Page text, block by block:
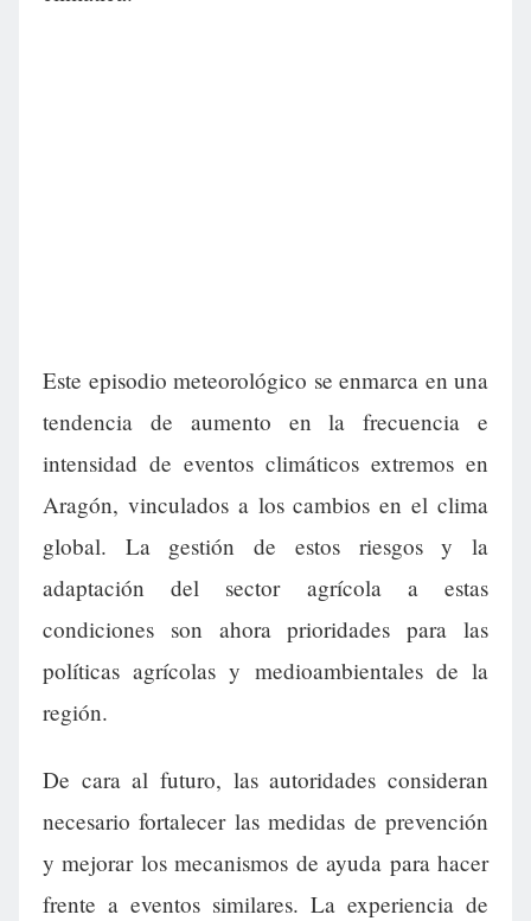
Este episodio meteorológico se enmarca en una
tendencia de aumento en la frecuencia e
intensidad de eventos climáticos extremos en
Aragón, vinculados a los cambios en el clima
global. La gestión de estos riesgos y la
adaptación del sector agrícola a estas
condiciones son ahora prioridades para las
políticas agrícolas y medioambientales de la
región.
De cara al futuro, las autoridades consideran
necesario fortalecer las medidas de prevención
y mejorar los mecanismos de ayuda para hacer
frente a eventos similares. La experiencia de